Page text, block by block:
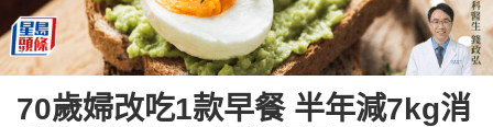
70歲婦改吃1款早餐 半年減7kg消